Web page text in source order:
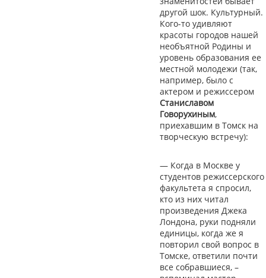
другой шок. Культурный.
Кого-то удивляют
красоты городов нашей
необъятной Родины и
уровень образования ее
местной молодежи (так,
например, было с
актером и режиссером
Станиславом
Говорухиным,
приехавшим в Томск на
творческую встречу):
— Когда в Москве у
студентов режиссерского
факультета я спросил,
кто из них читал
произведения Джека
Лондона, руки подняли
единицы, когда же я
повторил свой вопрос в
Томске, ответили почти
все собравшиеся, –